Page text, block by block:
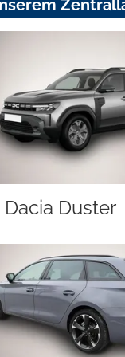
Dacia Duster